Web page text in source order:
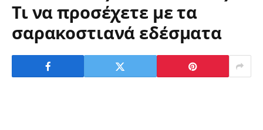
Τι να προσέχετε με τα
σαρακοστιανά εδέσματα